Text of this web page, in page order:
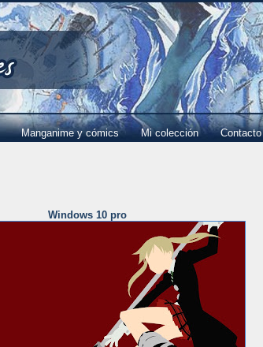
Manganime y cómics Mi colección Contacto
Windows 10 pro